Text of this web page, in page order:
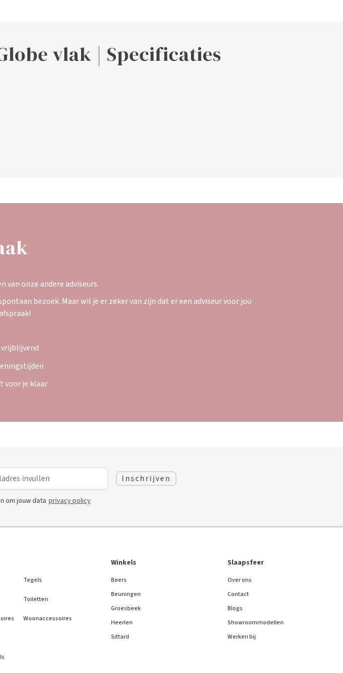
vlak | Specificaties
van onze andere adviseurs.
bezoek. Maar wil je er zeker van zijn dat er een adviseur voor jou
voor je klaar
om jouw data privacy policy
Tegels
Toiletten
Woonaccessoires
Winkels
Beers
Beuningen
Groesbeek
Heerlen
Sittard
Slaapsfeer
Over ons
Contact
Blogs
Showroommodellen
Werken bij